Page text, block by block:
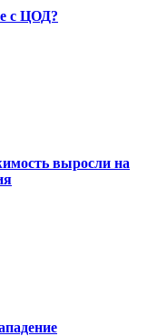
с ЦОД?
выросли на